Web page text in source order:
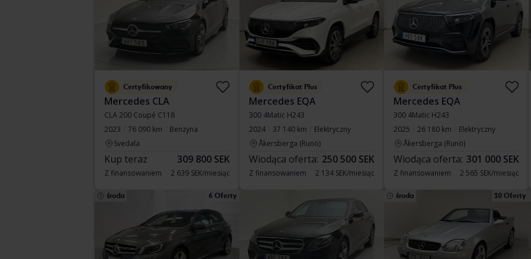
Certyfikowany
Mercedes CLA
CLA 200 Coupé C118
2023
76 090 km
Benzyna
Svedala
Kup teraz 309 800 SEK
Z finansowaniem 2 639 SEK/miesiąc
Certyfikat Plus
Mercedes EQA
300 4Matic H243
2024
37 140 km
Elektryczny
Åkersberga (Runö)
Wiodąca oferta: 250 500 SEK
Z finansowaniem 2 134 SEK/miesiąc
Certyfikat Plus
Mercedes EQA
300 4Matic H243
2025
26 180 km
Elektryczny
Åkersberga (Runö)
Wiodąca oferta: 301 000 SEK
Z finansowaniem 2 565 SEK/miesiąc
środa 6 Oferty środa 10 Oferty